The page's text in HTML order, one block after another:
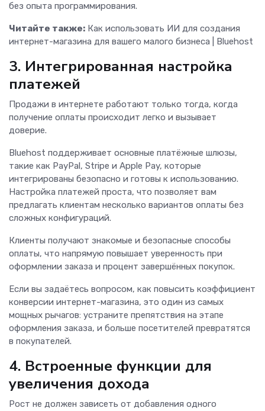
без опыта программирования.
Читайте также: Как использовать ИИ для создания
интернет-магазина для вашего малого бизнеса | Bluehost
3. Интегрированная настройка
платежей
Продажи в интернете работают только тогда, когда
получение оплаты происходит легко и вызывает
доверие.
Bluehost поддерживает основные платёжные шлюзы,
такие как PayPal, Stripe и Apple Pay, которые
интегрированы безопасно и готовы к использованию.
Настройка платежей проста, что позволяет вам
предлагать клиентам несколько вариантов оплаты без
сложных конфигураций.
Клиенты получают знакомые и безопасные способы
оплаты, что напрямую повышает уверенность при
оформлении заказа и процент завершённых покупок.
Если вы задаётесь вопросом, как повысить коэффициент
конверсии интернет-магазина, это один из самых
мощных рычагов: устраните препятствия на этапе
оформления заказа, и больше посетителей превратятся
в покупателей.
4. Встроенные функции для
увеличения дохода
Рост не должен зависеть от добавления одного